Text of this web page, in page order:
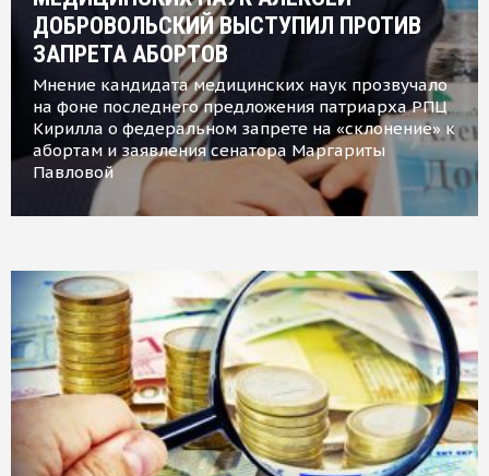
ДОБРОВОЛЬСКИЙ ВЫСТУПИЛ ПРОТИВ
ЗАПРЕТА АБОРТОВ
Мнение кандидата медицинских наук прозвучало
на фоне последнего предложения патриарха РПЦ
Кирилла о федеральном запрете на «склонение» к
абортам и заявления сенатора Маргариты
Павловой